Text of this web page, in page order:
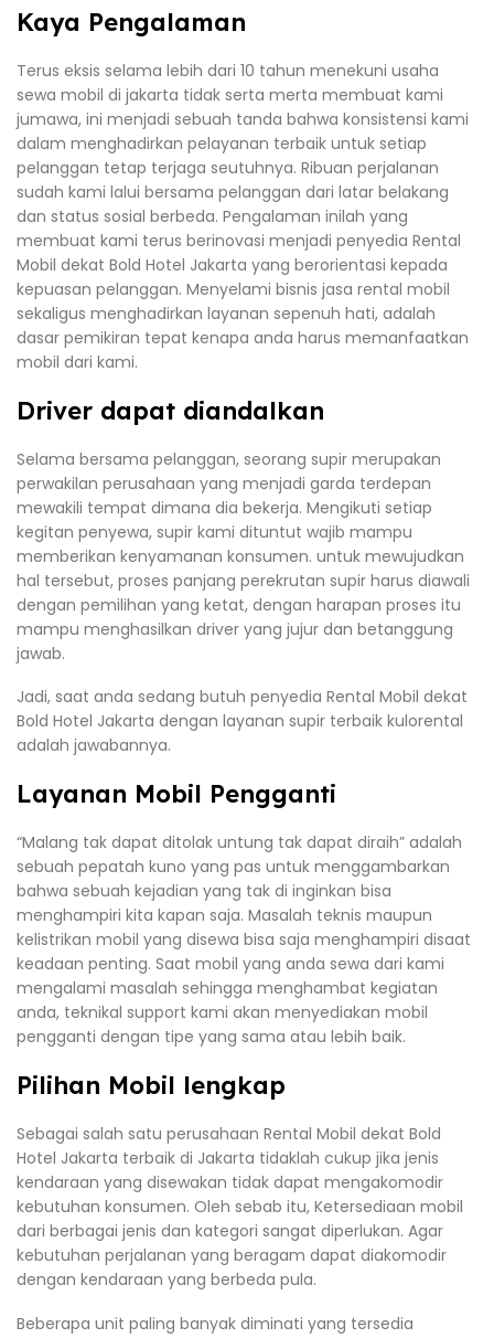
Kaya Pengalaman
Terus eksis selama lebih dari 10 tahun menekuni usaha
sewa mobil di jakarta tidak serta merta membuat kami
jumawa, ini menjadi sebuah tanda bahwa konsistensi kami
dalam menghadirkan pelayanan terbaik untuk setiap
pelanggan tetap terjaga seutuhnya. Ribuan perjalanan
sudah kami lalui bersama pelanggan dari latar belakang
dan status sosial berbeda. Pengalaman inilah yang
membuat kami terus berinovasi menjadi penyedia Rental
Mobil dekat Bold Hotel Jakarta yang berorientasi kepada
kepuasan pelanggan. Menyelami bisnis jasa rental mobil
sekaligus menghadirkan layanan sepenuh hati, adalah
dasar pemikiran tepat kenapa anda harus memanfaatkan
mobil dari kami.
Driver dapat diandalkan
Selama bersama pelanggan, seorang supir merupakan
perwakilan perusahaan yang menjadi garda terdepan
mewakili tempat dimana dia bekerja. Mengikuti setiap
kegitan penyewa, supir kami dituntut wajib mampu
memberikan kenyamanan konsumen. untuk mewujudkan
hal tersebut, proses panjang perekrutan supir harus diawali
dengan pemilihan yang ketat, dengan harapan proses itu
mampu menghasilkan driver yang jujur dan betanggung
jawab.
Jadi, saat anda sedang butuh penyedia Rental Mobil dekat
Bold Hotel Jakarta dengan layanan supir terbaik kulorental
adalah jawabannya.
Layanan Mobil Pengganti
“Malang tak dapat ditolak untung tak dapat diraih” adalah
sebuah pepatah kuno yang pas untuk menggambarkan
bahwa sebuah kejadian yang tak di inginkan bisa
menghampiri kita kapan saja. Masalah teknis maupun
kelistrikan mobil yang disewa bisa saja menghampiri disaat
keadaan penting. Saat mobil yang anda sewa dari kami
mengalami masalah sehingga menghambat kegiatan
anda, teknikal support kami akan menyediakan mobil
pengganti dengan tipe yang sama atau lebih baik.
Pilihan Mobil lengkap
Sebagai salah satu perusahaan Rental Mobil dekat Bold
Hotel Jakarta terbaik di Jakarta tidaklah cukup jika jenis
kendaraan yang disewakan tidak dapat mengakomodir
kebutuhan konsumen. Oleh sebab itu, Ketersediaan mobil
dari berbagai jenis dan kategori sangat diperlukan. Agar
kebutuhan perjalanan yang beragam dapat diakomodir
dengan kendaraan yang berbeda pula.
Beberapa unit paling banyak diminati yang tersedia